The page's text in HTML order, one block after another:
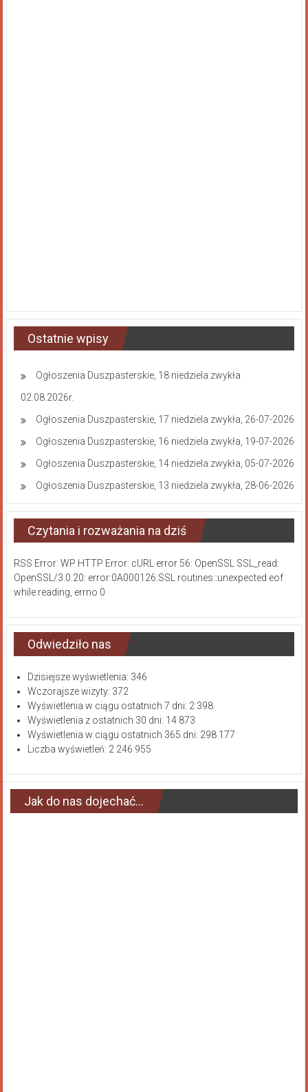
Ostatnie wpisy
Ogłoszenia Duszpasterskie, 18 niedziela zwykła
02.08.2026r.
Ogłoszenia Duszpasterskie, 17 niedziela zwykła, 26-07-2026
Ogłoszenia Duszpasterskie, 16 niedziela zwykła, 19-07-2026
Ogłoszenia Duszpasterskie, 14 niedziela zwykła, 05-07-2026
Ogłoszenia Duszpasterskie, 13 niedziela zwykła, 28-06-2026
Czytania i rozważania na dziś
RSS Error: WP HTTP Error: cURL error 56: OpenSSL SSL_read:
OpenSSL/3.0.20: error:0A000126:SSL routines::unexpected eof
while reading, errno 0
Odwiedziło nas
Dzisiejsze wyświetlenia: 346
Wczorajsze wizyty: 372
Wyświetlenia w ciągu ostatnich 7 dni: 2 398
Wyświetlenia z ostatnich 30 dni: 14 873
Wyświetlenia w ciągu ostatnich 365 dni: 298 177
Liczba wyświetleń: 2 246 955
Jak do nas dojechać…